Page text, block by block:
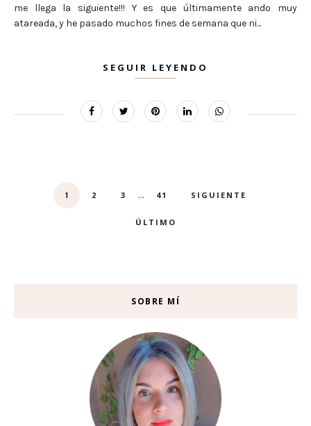
me llega la siguiente!!! Y es que últimamente ando muy
atareada, y he pasado muchos fines de semana que ni...
SEGUIR LEYENDO
1 2 3 ... 41 SIGUIENTE
ÚLTIMO
SOBRE MÍ